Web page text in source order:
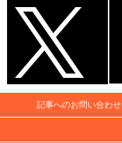
記事へのお問い合わせ